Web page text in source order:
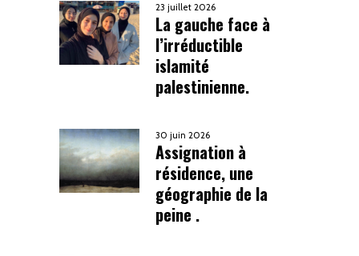
23 juillet 2026
La gauche face à
l’irréductible
islamité
palestinienne.
30 juin 2026
Assignation à
résidence, une
géographie de la
peine .